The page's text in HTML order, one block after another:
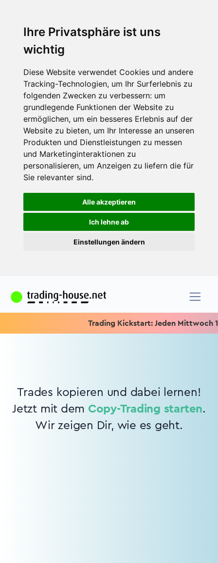
Ihre Privatsphäre ist uns
wichtig
Diese Website verwendet Cookies und andere
Tracking-Technologien, um Ihr Surferlebnis zu
folgenden Zwecken zu verbessern: um
grundlegende Funktionen der Website zu
ermöglichen, um ein besseres Erlebnis auf der
Website zu bieten, um Ihr Interesse an unseren
Produkten und Dienstleistungen zu messen
und Marketinginteraktionen zu
personalisieren, um Anzeigen zu liefern die für
Sie relevanter sind.
Alle akzeptieren
Ich lehne ab
Einstellungen ändern
Trading Kickstart: Jeden Mittwoch
Trades kopieren und dabei lernen!
Jetzt mit dem Copy-Trading starten.
Wir zeigen Dir, wie es geht.